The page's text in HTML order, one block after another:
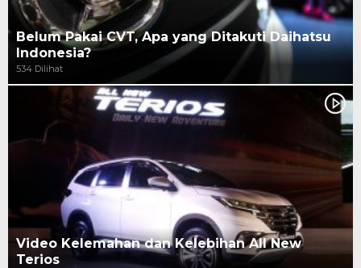
Belum Pakai CVT, Apa yang Ditakuti Daihatsu
Indonesia?
534 Dilihat
Video Kelemahan dan Kelebihan All New
Terios